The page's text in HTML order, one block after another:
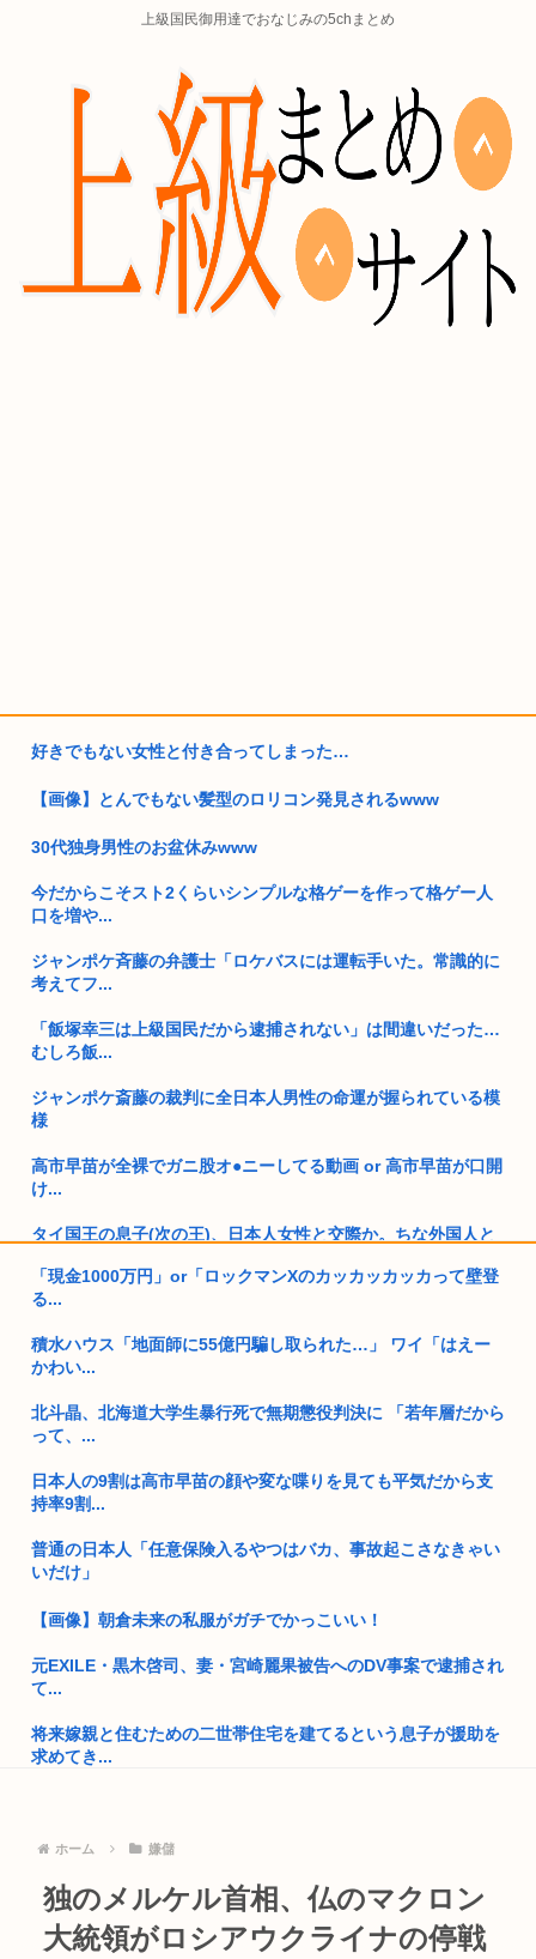
上級国民御用達でおなじみの5chまとめ
好きでもない女性と付き合ってしまった…
【画像】とんでもない髪型のロリコン発見されるwww
30代独身男性のお盆休みwww
今だからこそスト2くらいシンプルな格ゲーを作って格ゲー人
口を増や...
ジャンポケ斉藤の弁護士「ロケバスには運転手いた。常識的に
考えてフ...
「飯塚幸三は上級国民だから逮捕されない」は間違いだった…
むしろ飯...
ジャンポケ斎藤の裁判に全日本人男性の命運が握られている模
様
高市早苗が全裸でガニ股オ●ニーしてる動画 or 高市早苗が口開
け...
タイ国王の息子(次の王)、日本人女性と交際か。ちな外国人と
薄毛男性「ボクもイケメンになれますか…？」 美容師「はい
(ヽ゜ん゜)「AIはアメリカに都合のいいように出力結果を操作
4時だから窓から4回安倍晋三連呼した
トランプの支持率低迷中の共和党、中間選挙では「民主党はも
っとひど...
高市早苗、被爆体験者と面会するも発言を禁止し握手のみ許
可！金正恩...
でも移民を積極的に入れなきゃ日本という何もない小さな国は
6月の消費支出-3.3%で7か月連続マイナス 総務省「貯蓄に回
女性「男にダメージ与える方法はこれ」
さい」
【悲報動画】Claude、Z世代使用率ゼロパーセントを記録する
「現金1000万円」or「ロックマンXのカッカッカッカって壁登
る...
積水ハウス「地面師に55億円騙し取られた…」 ワイ「はえー
かわい...
北斗晶、北海道大学生暴行死で無期懲役判決に 「若年層だから
って、...
日本人の9割は高市早苗の顔や変な喋りを見ても平気だから支
持率9割...
普通の日本人「任意保険入るやつはバカ、事故起こさなきゃい
いだけ」
【画像】朝倉未来の私服がガチでかっこいい！
元EXILE・黒木啓司、妻・宮崎麗果被告へのDV事案で逮捕され
て...
将来嫁親と住むための二世帯住宅を建てるという息子が援助を
求めてき...
8歳から13歳までの少年19人にわいせつな行為→懲役15年の判
【悲報】ディズニーのおいなり巻（600円）、卑猥すぎて賛否
両論w...
ホーム 嫌儲
独のメルケル首相、仏のマクロン
大統領がロシアウクライナの停戦